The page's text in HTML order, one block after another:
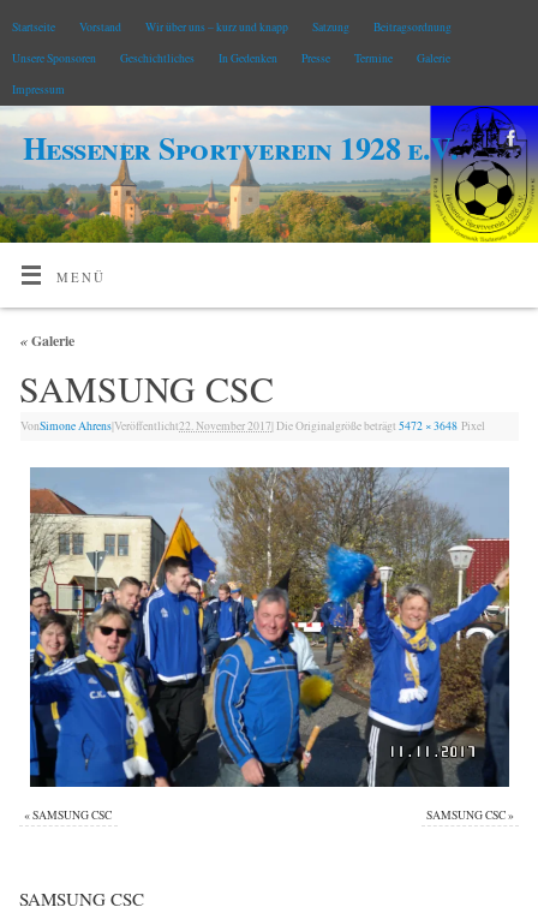
Startseite Vorstand Wir über uns – kurz und knapp Satzung
Beitragsordnung
Unsere Sponsoren
Geschichtliches In Gedenken Presse Termine
Galerie
Impressum
Hessener Sportverein 1928 e.V.
MENÜ
«Galerie
SAMSUNG CSC
VonSimone Ahrens|Veröffentlicht22. November 2017| Die Originalgröße beträgt5472 × 3648 Pixel
«SAMSUNG CSC SAMSUNG CSC»
SAMSUNG CSC